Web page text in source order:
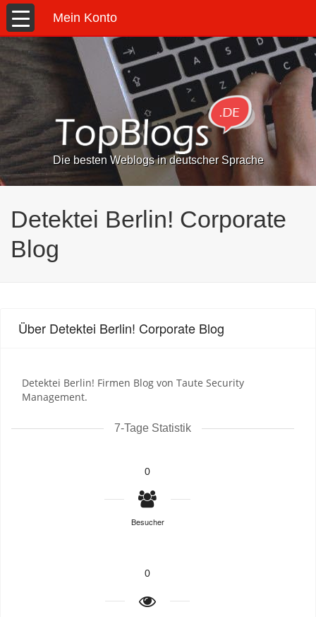
Mein Konto
Die besten Weblogs in deutscher Sprache
Detektei Berlin! Corporate
Blog
Über Detektei Berlin! Corporate Blog
Detektei Berlin! Firmen Blog von Taute Security
Management.
7-Tage Statistik
0
Besucher
0